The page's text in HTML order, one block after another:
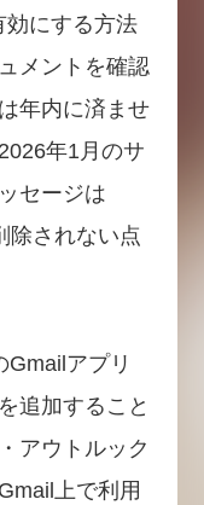
効にする方法
メントを確認
年内に済ませ
年1月のサ
セージは
除されない点
Gmailアプリ
追加すること
アウトルック
上で利用